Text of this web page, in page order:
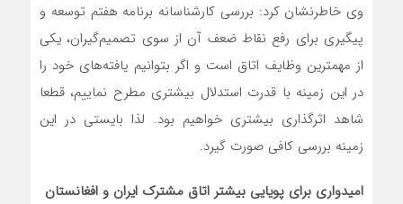
وی خاطرنشان کرد: بررسی کارشناسانه برنامه هفتم توسعه و
پیگیری برای رفع نقاط ضعف آن از سوی تصمیم‌گیران، یکی
از مهمترین وظایف اتاق است و اگر بتوانیم یافته‌های خود را
در این زمینه با قدرت استدلال بیشتری مطرح نماییم، قطعا
شاهد اثرگذاری بیشتری خواهیم بود. لذا بایستی در این
زمینه بررسی کافی صورت گیرد.
امیدواری برای پویایی بیشتر اتاق مشترک ایران و افغانستان